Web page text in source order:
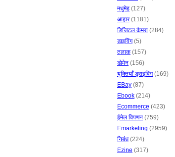
मधुमेह (127)
आहार(1181)
डिजिटल कैमरा (284)
डाइविंग(5)
तलाक (157)
डोमेन (156)
युक्तियाँ ड्राइविंग(169)
EBay (87)
Ebook (214)
Ecommerce (423)
ईमेल विपणन (759)
Emarketing (2959)
निबंध(224)
Ezine (317)